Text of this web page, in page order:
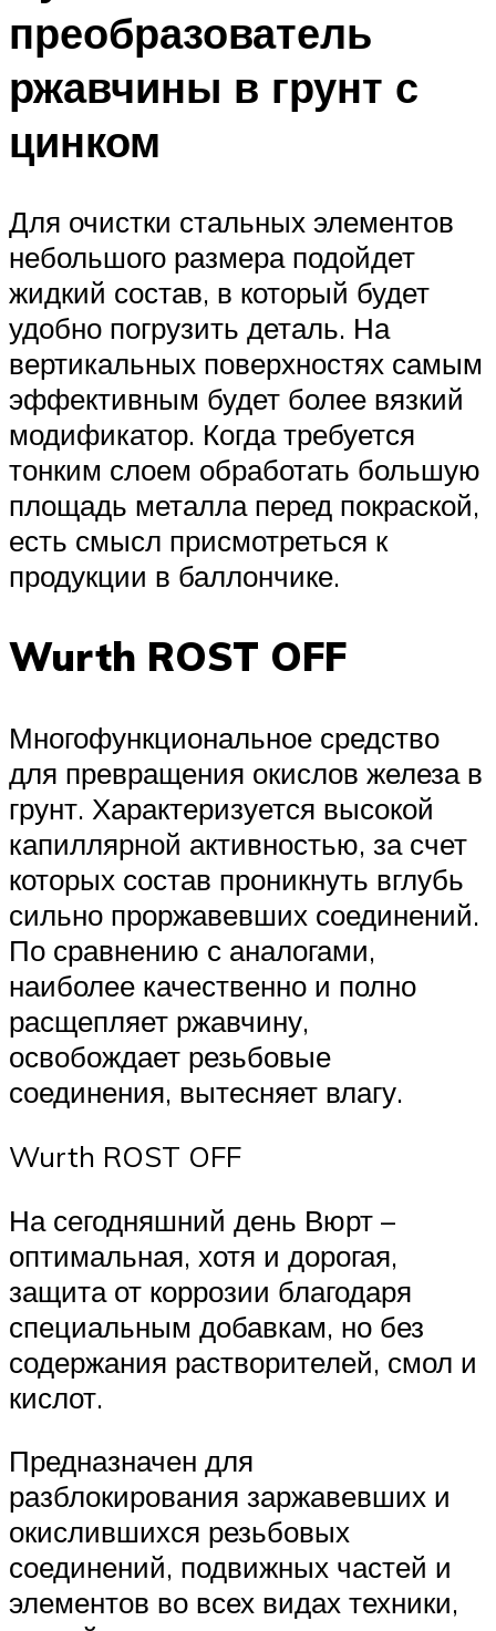
преобразователь
ржавчины в грунт с
цинком
Для очистки стальных элементов
небольшого размера подойдет
жидкий состав, в который будет
удобно погрузить деталь. На
вертикальных поверхностях самым
эффективным будет более вязкий
модификатор. Когда требуется
тонким слоем обработать большую
площадь металла перед покраской,
есть смысл присмотреться к
продукции в баллончике.
Wurth ROST OFF
Многофункциональное средство
для превращения окислов железа в
грунт. Характеризуется высокой
капиллярной активностью, за счет
которых состав проникнуть вглубь
сильно проржавевших соединений.
По сравнению с аналогами,
наиболее качественно и полно
расщепляет ржавчину,
освобождает резьбовые
соединения, вытесняет влагу.
Wurth ROST OFF
На сегодняшний день Вюрт –
оптимальная, хотя и дорогая,
защита от коррозии благодаря
специальным добавкам, но без
содержания растворителей, смол и
кислот.
Предназначен для
разблокирования заржавевших и
окислившихся резьбовых
соединений, подвижных частей и
элементов во всех видах техники,